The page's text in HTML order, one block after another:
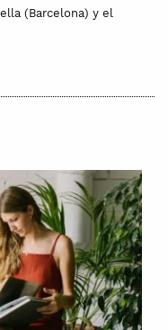
(Barcelona) y el